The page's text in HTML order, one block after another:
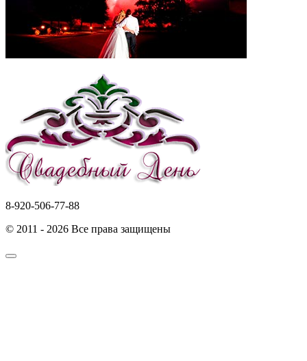
8-920-506-77-88
© 2011 - 2026 Все права защищены